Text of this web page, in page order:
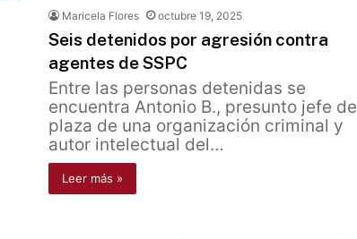
Maricela Flores octubre 19, 2025
Seis detenidos por agresión contra
agentes de SSPC
Entre las personas detenidas se
encuentra Antonio B., presunto jefe de
plaza de una organización criminal y
autor intelectual del…
Leer más »